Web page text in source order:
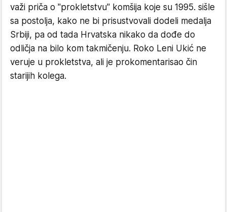
važi priča o "prokletstvu" komšija koje su 1995. sišle
sa postolja, kako ne bi prisustvovali dodeli medalja
Srbiji, pa od tada Hrvatska nikako da dođe do
odličja na bilo kom takmičenju. Roko Leni Ukić ne
veruje u prokletstva, ali je prokomentarisao čin
starijih kolega.